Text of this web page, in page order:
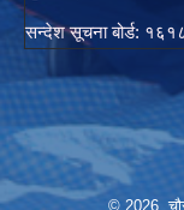
सन्देश सूचना बोर्ड:
© 2026